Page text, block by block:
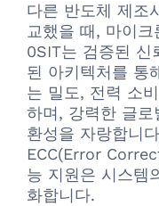
다른 반도체 제조
교했을 때, 마이크
0SIT는 검증된 신
된 아키텍처를 통
는 밀도, 전력 소
하며, 강력한 글
환성을 자랑합니
ECC(Error
능 지원은 시스템
화합니다.